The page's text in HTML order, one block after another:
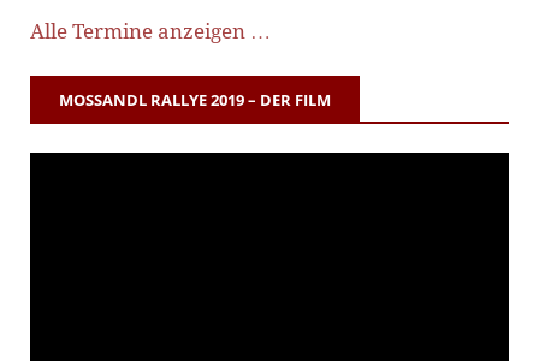
Alle Termine anzeigen …
MOSSANDL RALLYE 2019 – DER FILM